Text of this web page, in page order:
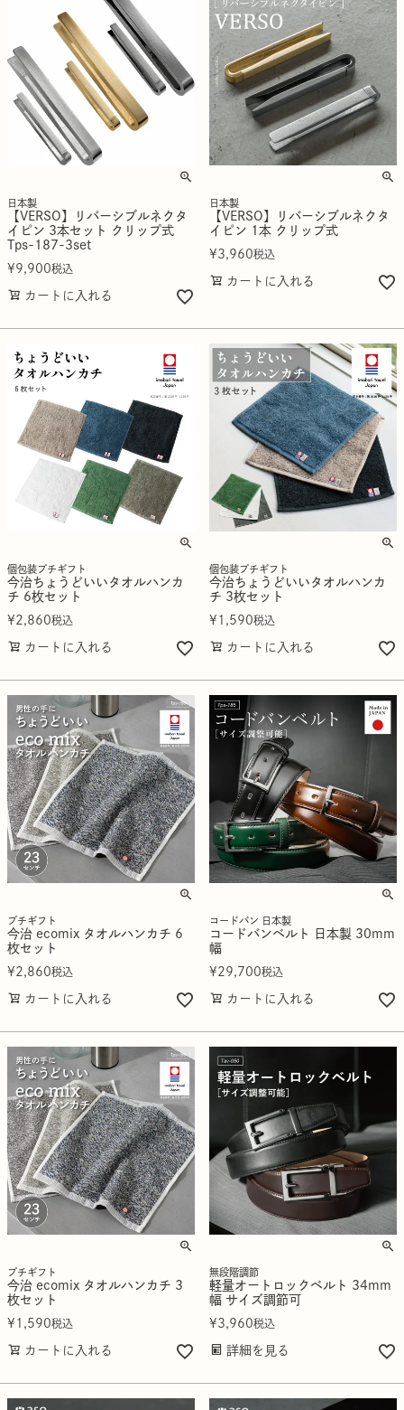
日本製
【VERSO】リバーシブルネクタ
イピン 3本セット クリップ式
Tps-187-3set
¥9,900税込
カートに入れる
日本製
【VERSO】リバーシブルネクタ
イピン 1本 クリップ式
¥3,960税込
カートに入れる
個包装プチギフト
今治ちょうどいいタオルハンカ
チ 6枚セット
¥2,860税込
カートに入れる
個包装プチギフト
今治ちょうどいいタオルハンカ
チ 3枚セット
¥ 1,590税込
カートに入れる
プチギフト
今治 ecomix タオルハンカチ 6
枚セット
¥2,860税込
カートに入れる
コードバン 日本製
コードバンベルト 日本製 30mm
幅
¥29,700税込
カートに入れる
プチギフト
今治 ecomix タオルハンカチ 3
枚セット
¥ 1,590税込
カートに入れる
無段階調節
軽量オートロックベルト 34mm
幅 サイズ調節可
¥3,960税込
詳細を見る